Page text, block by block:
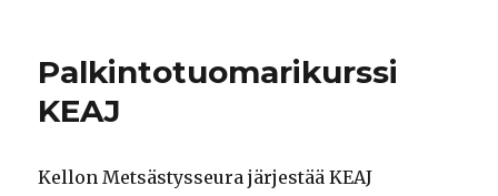
Palkintotuomarikurssi
KEAJ
Kellon Metsästysseura järjestää KEAJ